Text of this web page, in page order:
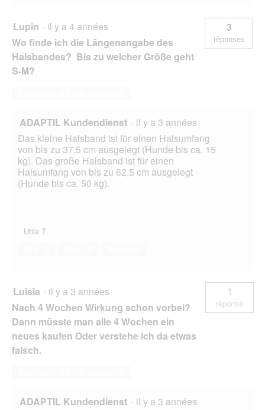
Lupin · il y a 4 années
Wo finde ich die Längenangabe des
Halsbandes? Bis zu welcher Größe geht
S-M?
3
réponses
ADAPTIL Kundendienst · il y a 3 années
Das kleine Halsband ist für einen Halsumfang
von bis zu 37,5 cm ausgelegt (Hunde bis ca. 15
kg). Das große Halsband ist für einen
Halsumfang von bis zu 62,5 cm ausgelegt
(Hunde bis ca. 50 kg).
Utile ?
Luisia · il y a 3 années
Nach 4 Wochen Wirkung schon vorbei?
Dann müsste man alle 4 Wochen ein
neues kaufen Oder verstehe ich da etwas
falsch.
1
réponse
ADAPTIL Kundendienst · il y a 3 années